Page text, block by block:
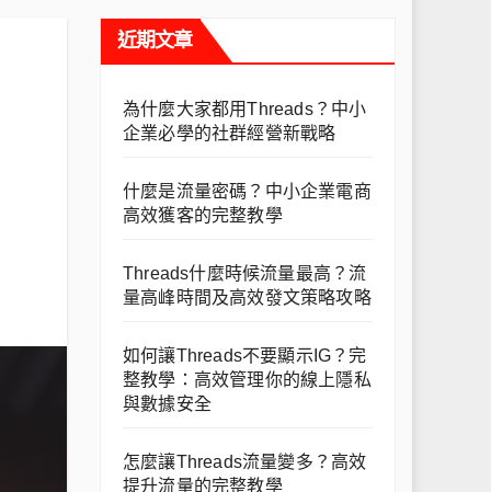
近期文章
為什麼大家都用Threads？中小
企業必學的社群經營新戰略
什麼是流量密碼？中小企業電商
高效獲客的完整教學
Threads什麼時候流量最高？流
量高峰時間及高效發文策略攻略
如何讓Threads不要顯示IG？完
整教學：高效管理你的線上隱私
與數據安全
怎麼讓Threads流量變多？高效
提升流量的完整教學